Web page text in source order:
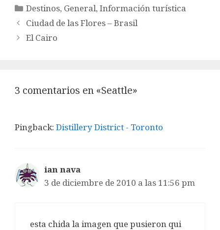
Categorías
Destinos, General,Información turística
Ciudad de las Flores – Brasil
El Cairo
3 comentarios en «Seattle»
Pingback: Distillery District - Toronto
ian nava
3 de diciembre de 2010 a las 11:56 pm
esta chida la imagen que pusieron qui